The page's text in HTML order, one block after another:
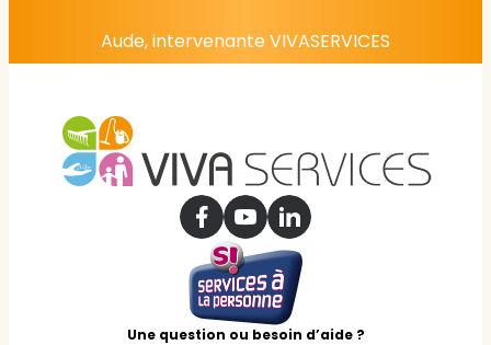
Aude, intervenante VIVASERVICES
Une question ou besoin d’aide ?